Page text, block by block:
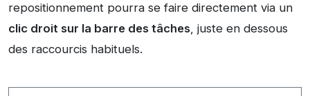
repositionnement pourra se faire directement via un
clic droit sur la barre des tâches, juste en dessous
des raccourcis habituels.